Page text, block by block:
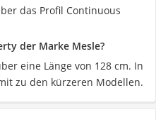
das Profil Continuous
der Marke Mesle?
eine Länge von 128 cm. In
zu den kürzeren Modellen.